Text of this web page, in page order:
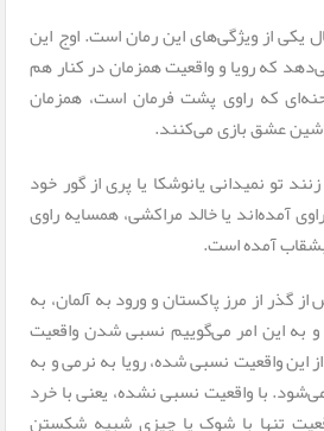
از ویژگی‌های این رمان است. اوج این
که رویا و واقعیت همزمان در کنار هم
که راوی پشت فرمان است، همزمان
عشق بازی می‌کنند.
تو نمیدانی یانوشکا یا پری از گور خود
آمده‌اند یا خالد مراکشی، همسایه راوی
آمده است.
گذر از مرز پاکستان و ورود به آلمان، به
به این امر می‌گوییم نسبی شدن واقعیت
واقعیت نسبی شده، رویا به نرمی و به
با واقعیت نسبی نشده، یعنی با خرد
تنها با شوک یا چیزی شبیه شکستن